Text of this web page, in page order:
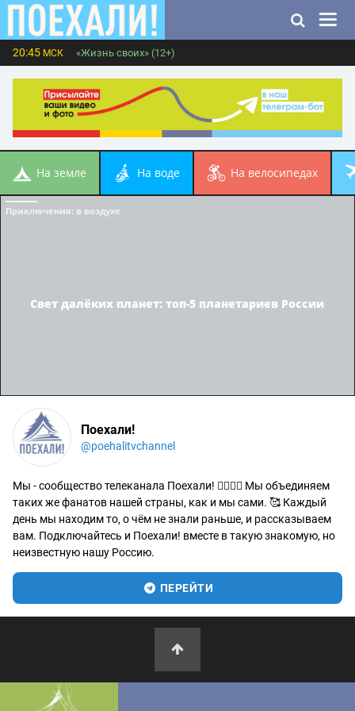
20:45 МСК «Жизнь своих» (12+)
на земле на воде на велосипедах
Приключения: в воздухе
Свет далёких планет: топ-5 планетариев России
Поехали!
@poehalitvchannel
Мы - сообщество телеканала Поехали! 🙋‍♂️🙋‍♀️ Мы объединяем
таких же фанатов нашей страны, как и мы сами. 🥰 Каждый
день мы находим то, о чём не знали раньше, и рассказываем
вам. Подключайтесь и Поехали! вместе в такую знакомую, но
неизвестную нашу Россию.
ПЕРЕЙТИ